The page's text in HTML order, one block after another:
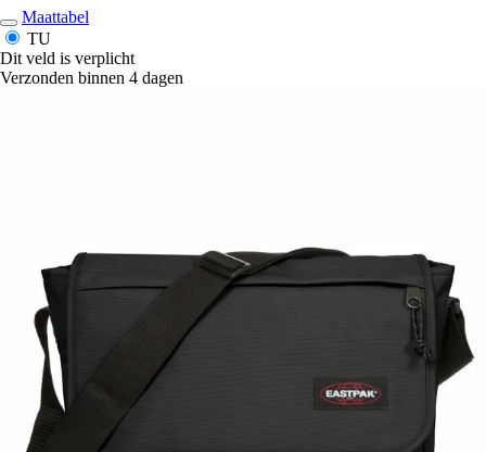
Maattabel
TU
Dit veld is verplicht
Verzonden binnen 4 dagen